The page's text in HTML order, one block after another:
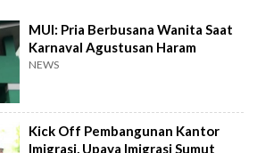
MUI: Pria Berbusana Wanita Saat
Karnaval Agustusan Haram
NEWS
Kick Off Pembangunan Kantor
Imigrasi, Upaya Imigrasi Sumut